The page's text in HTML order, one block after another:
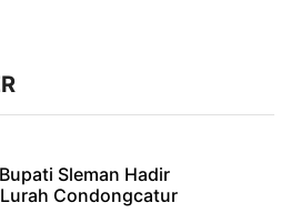
Sleman Hadir
Condongcatur